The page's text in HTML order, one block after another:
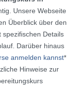
Unsere Webseite
Überblick über den
Details
Darüber hinaus
anmelden kannst*
Hinweise zur